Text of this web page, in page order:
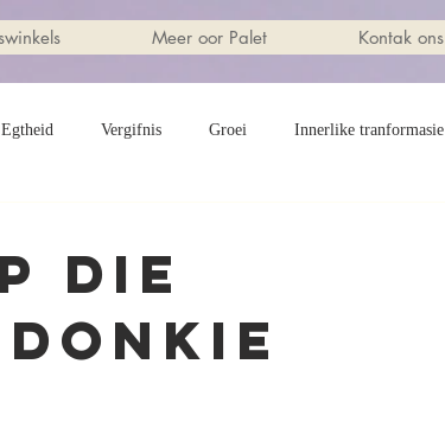
Meer oor Palet Kontak ons
Egtheid Vergifnis Groei Innerlike tranformasie
Leef kreatief God se stem Bewustelikheid
die